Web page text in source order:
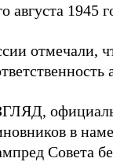
августа 1945
отмечали,
в
Совета